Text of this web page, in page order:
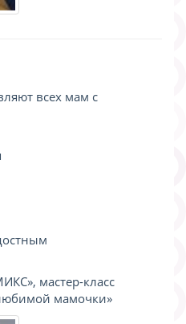
всех мам с
мастер-класс
мамочки»